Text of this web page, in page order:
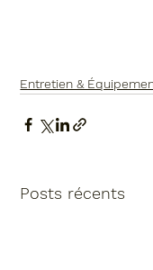
Entretien &
Posts récents